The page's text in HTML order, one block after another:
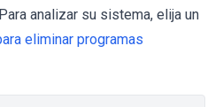
analizar su sistema, elija un
eliminar programas